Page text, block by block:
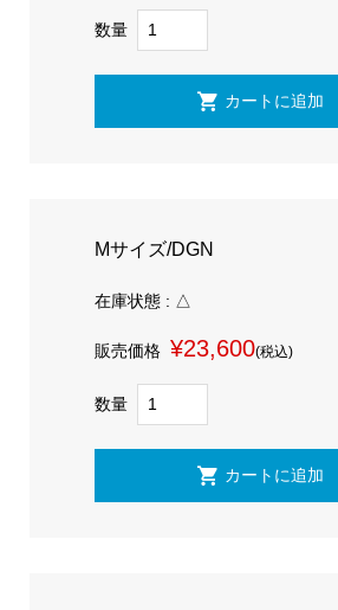
数量
Mサイズ/DGN
在庫状態 : △
販売価格 ¥23,600(税込)
数量